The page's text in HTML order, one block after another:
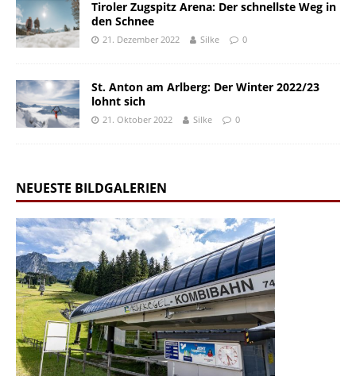
Tiroler Zugspitz Arena: Der schnellste Weg in
den Schnee
21. Dezember 2022 Silke 0
St. Anton am Arlberg: Der Winter 2022/23
lohnt sich
21. Oktober 2022 Silke 0
NEUESTE BILDGALERIEN